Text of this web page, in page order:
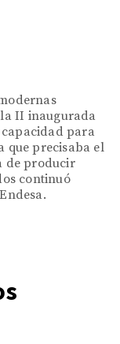
II inaugurada
capacidad para
que precisaba el
de producir
continuó